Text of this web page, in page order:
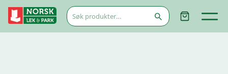
Søk
etter: